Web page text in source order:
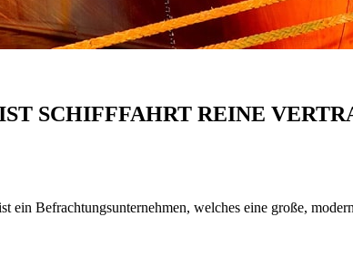
SCHIFFFAHRT REINE
welches eine große,